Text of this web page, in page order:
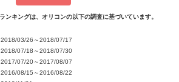
ンキングは、オリコンの以下の調査に基づいています。
2018/03/26～2018/07/17
2018/07/18～2018/07/30
2017/07/20～2017/08/07
2016/08/15～2016/08/22